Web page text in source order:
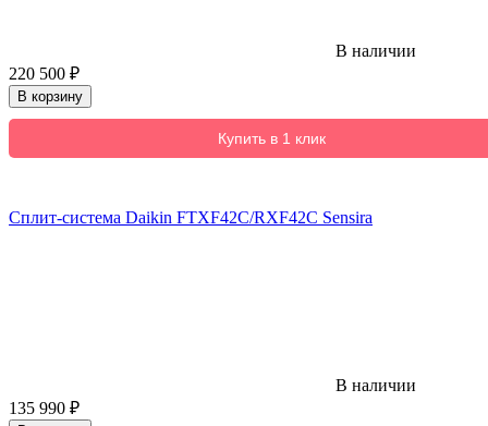
В наличии
220 500 ₽
В корзину
Купить в 1 клик
Сплит-система Daikin FTXF42C/RXF42C Sensira
В наличии
135 990 ₽